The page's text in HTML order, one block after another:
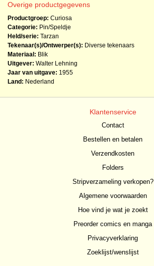
Overige productgegevens
Productgroep: Curiosa
Categorie: Pin/Speldje
Held/serie: Tarzan
Tekenaar(s)/Ontwerper(s): Diverse tekenaars
Materiaal: Blik
Uitgever: Walter Lehning
Jaar van uitgave: 1955
Land: Nederland
Klantenservice
Contact
Bestellen en betalen
Verzendkosten
Folders
Stripverzameling verkopen?
Algemene voorwaarden
Hoe vind je wat je zoekt
Preorder comics en manga
Privacyverklaring
Zoeklijst/wenslijst